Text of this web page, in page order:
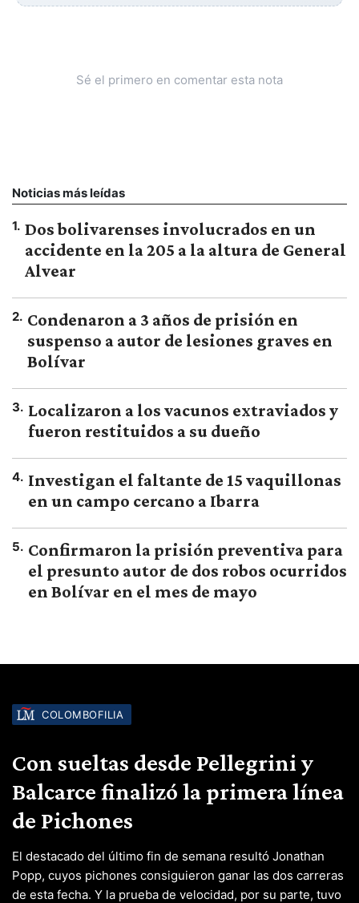
Sé el primero en comentar esta nota
Noticias más leídas
1. Dos bolivarenses involucrados en un
accidente en la 205 a la altura de General
Alvear
2. Condenaron a 3 años de prisión en
suspenso a autor de lesiones graves en
Bolívar
3. Localizaron a los vacunos extraviados y
fueron restituidos a su dueño
4. Investigan el faltante de 15 vaquillonas
en un campo cercano a Ibarra
5. Confirmaron la prisión preventiva para
el presunto autor de dos robos ocurridos
en Bolívar en el mes de mayo
COLOMBOFILIA
Con sueltas desde Pellegrini y
Balcarce finalizó la primera línea
de Pichones
El destacado del último fin de semana resultó Jonathan
Popp, cuyos pichones consiguieron ganar las dos carreras
de esta fecha. Y la prueba de velocidad, por su parte, tuvo